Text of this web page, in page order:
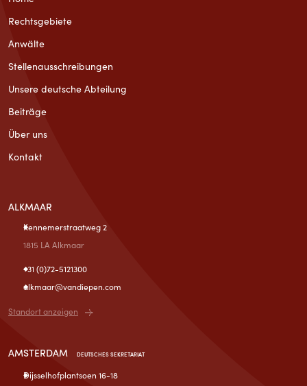
Rechtsgebiete
Anwälte
Stellenausschreibungen
Unsere deutsche Abteilung
Beiträge
Über uns
Kontakt
ALKMAAR
Kennemerstraatweg 2
1815 LA Alkmaar
+31 (0)72-5121300
alkmaar@vandiepen.com
Standort anzeigen
AMSTERDAM DEUTSCHES SEKRETARIAT
Dijsselhofplantsoen 16-18